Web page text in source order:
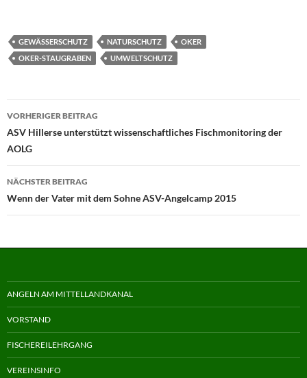
GEWÄSSERSCHUTZ NATURSCHUTZ
OKER
OKER-STAUGRABEN
UMWELTSCHUTZ
Beitragsnavigation
VORHERIGER BEITRAG
ASV Hillerse unterstützt wissenschaftliches Fischmonitoring der
AOLG
NÄCHSTER BEITRAG
Wenn der Vater mit dem Sohne ASV-Angelcamp 2015
ANGELN AM MITTELLANDKANAL
VORSTAND
FISCHEREILEHRGANG
VEREINSINFO